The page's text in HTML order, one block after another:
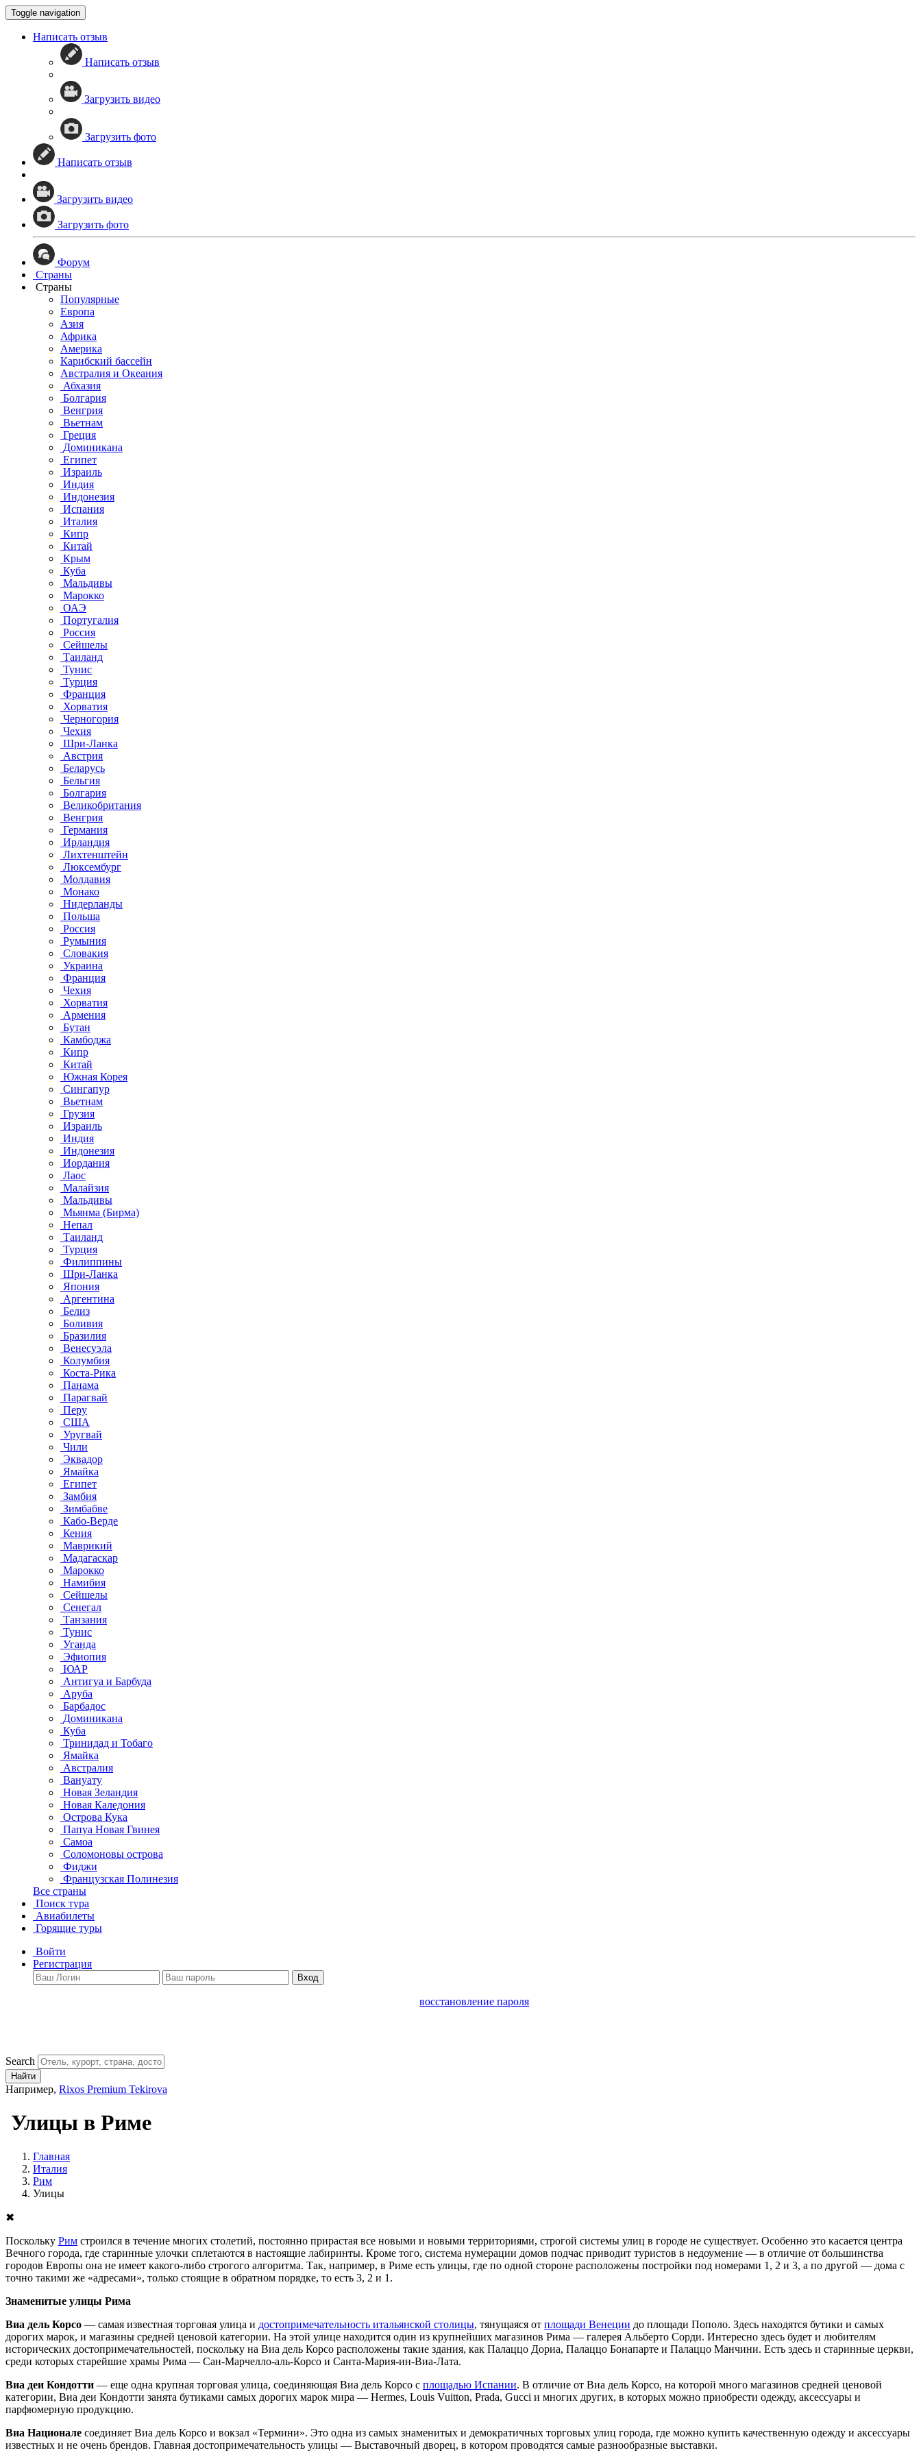
Toggle navigation
Написать отзыв
Написать отзыв
Загрузить видео
Загрузить фото
Написать отзыв
Загрузить видео
Загрузить фото
Форум
Страны
Страны
Популярные
Европа
Азия
Африка
Америка
Карибский бассейн
Австралия и Океания
Абхазия
Болгария
Венгрия
Вьетнам
Греция
Доминикана
Египет
Израиль
Индия
Индонезия
Испания
Италия
Кипр
Китай
Крым
Куба
Мальдивы
Марокко
ОАЭ
Португалия
Россия
Сейшелы
Таиланд
Тунис
Турция
Франция
Хорватия
Черногория
Чехия
Шри-Ланка
Австрия
Беларусь
Бельгия
Болгария
Великобритания
Венгрия
Германия
Ирландия
Лихтенштейн
Люксембург
Молдавия
Монако
Нидерланды
Польша
Россия
Румыния
Словакия
Украина
Франция
Чехия
Хорватия
Армения
Бутан
Камбоджа
Кипр
Китай
Южная Корея
Сингапур
Вьетнам
Грузия
Израиль
Индия
Индонезия
Иордания
Лаос
Малайзия
Мальдивы
Мьянма (Бирма)
Непал
Таиланд
Турция
Филиппины
Шри-Ланка
Япония
Аргентина
Белиз
Боливия
Бразилия
Венесуэла
Колумбия
Коста-Рика
Панама
Парагвай
Перу
США
Уругвай
Чили
Эквадор
Ямайка
Египет
Замбия
Зимбабве
Кабо-Верде
Кения
Маврикий
Мадагаскар
Марокко
Намибия
Сейшелы
Сенегал
Танзания
Тунис
Уганда
Эфиопия
ЮАР
Антигуа и Барбуда
Аруба
Барбадос
Доминикана
Куба
Тринидад и Тобаго
Ямайка
Австралия
Вануату
Новая Зеландия
Новая Каледония
Острова Кука
Папуа Новая Гвинея
Самоа
Соломоновы острова
Фиджи
Французская Полинезия
Все страны
Поиск тура
Авиабилеты
Горящие туры
Войти
Регистрация
Вход
восстановление пароля
Search
Найти
Например, Rixos Premium Tekirova
Улицы в Риме
Главная
Италия
Рим
Улицы
✖
Поскольку Рим строился в течение многих столетий, постоянно прирастая все новыми и новыми территориями, строгой системы улиц в городе не существует. Особенно это касается центра
Вечного города, где старинные улочки сплетаются в настоящие лабиринты. Кроме того, система нумерации домов подчас приводит туристов в недоумение — в отличие от большинства
городов Европы она не имеет какого-либо строгого алгоритма. Так, например, в Риме есть улицы, где по одной стороне расположены постройки под номерами 1, 2 и 3, а по другой — дома с
точно такими же «адресами», только стоящие в обратном порядке, то есть 3, 2 и 1.
Знаменитые улицы Рима
Виа дель Корсо — самая известная торговая улица и достопримечательность итальянской столицы, тянущаяся от площади Венеции до площади Пополо. Здесь находятся бутики и самых
дорогих марок, и магазины средней ценовой категории. На этой улице находится один из крупнейших магазинов Рима — галерея Альберто Сорди. Интересно здесь будет и любителям
исторических достопримечательностей, поскольку на Виа дель Корсо расположены такие здания, как Палаццо Дориа, Палаццо Бонапарте и Палаццо Манчини. Есть здесь и старинные церкви,
среди которых старейшие храмы Рима — Сан-Марчелло-аль-Корсо и Санта-Мария-ин-Виа-Лата.
Виа деи Кондотти — еще одна крупная торговая улица, соединяющая Виа дель Корсо с площадью Испании. В отличие от Виа дель Корсо, на которой много магазинов средней ценовой
категории, Виа деи Кондотти занята бутиками самых дорогих марок мира — Hermes, Louis Vuitton, Prada, Gucci и многих других, в которых можно приобрести одежду, аксессуары и
парфюмерную продукцию.
Виа Национале соединяет Виа дель Корсо и вокзал «Термини». Это одна из самых знаменитых и демократичных торговых улиц города, где можно купить качественную одежду и аксессуары
известных и не очень брендов. Главная достопримечательность улицы — Выставочный дворец, в котором проводятся самые разнообразные выставки.